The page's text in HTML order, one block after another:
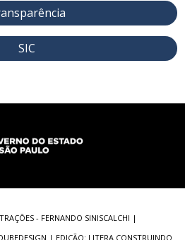
SIC
- FERNANDO SINISCALCHI |
| EDIÇÃO: LITERA CONSTRUINDO